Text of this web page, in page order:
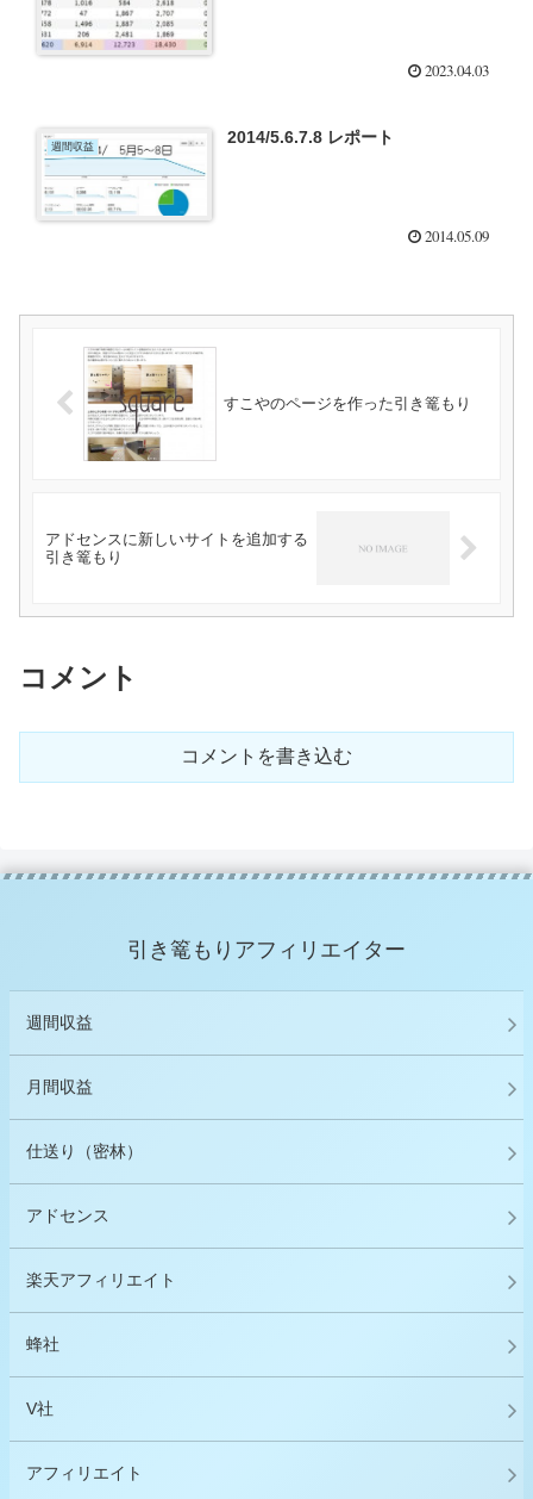
2023.04.03
週間収益 2014/5.6.7.8 レポート
2014.05.09
すこやのページを作った引き篭もり
アドセンスに新しいサイトを追加する
引き篭もり
コメント
コメントを書き込む
引き篭もりアフィリエイター
週間収益
月間収益
仕送り（密林）
アドセンス
楽天アフィリエイト
蜂社
V社
アフィリエイト